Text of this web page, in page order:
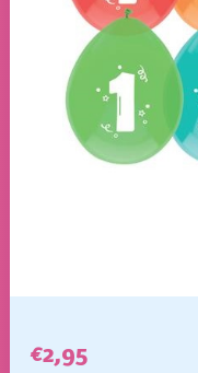
€2,95